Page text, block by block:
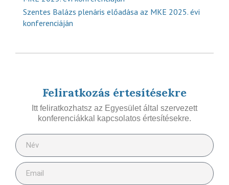
Szentes Balázs plenáris előadása az MKE 2025. évi
konferenciáján
Feliratkozás értesítésekre
Itt feliratkozhatsz az Egyesület által szervezett
konferenciákkal kapcsolatos értesítésekre.